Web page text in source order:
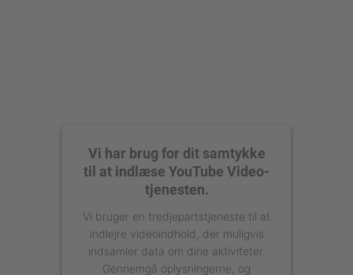
Vi har brug for dit samtykke
til at indlæse YouTube Video-
tjenesten.
Vi bruger en tredjepartstjeneste til at
indlejre videoindhold, der muligvis
indsamler data om dine aktiviteter.
Gennemgå oplysningerne, og